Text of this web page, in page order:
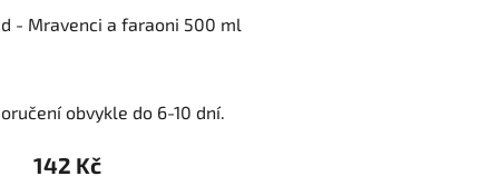
- Mravenci a faraoni 500 ml
obvykle do 6-10 dní.
142 Kč